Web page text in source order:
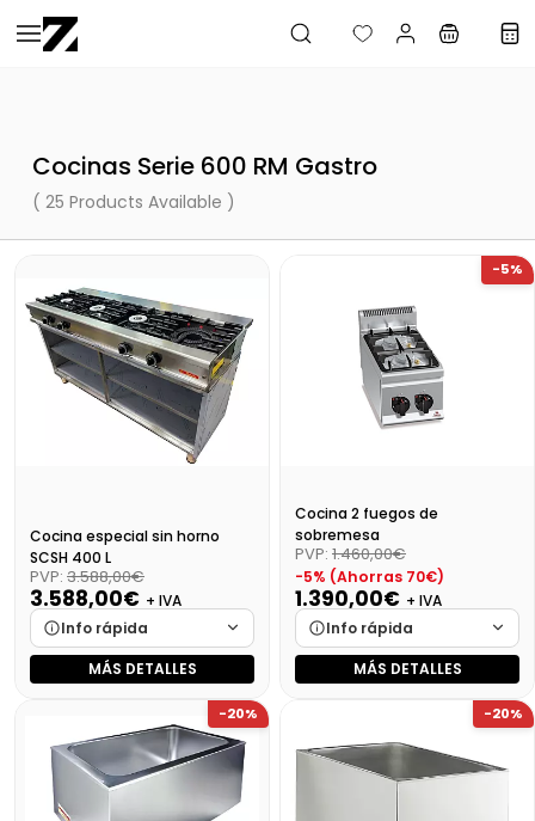
Saltar al
contenido
Cocinas Serie 600 RM Gastro
( 25 Products Available )
Cocina especial sin horno
SCSH 400 L
PVP: 3.588,00€
3.588,00€ + IVA
Info rápida
Marca
Cargando…
Cargando…
Disponibilidad
Cargando…
Precio final (+21%)
4341,48 €
MÁS DETALLES
-5%
Cocina 2 fuegos de
sobremesa
PVP: 1.460,00€
-5% (Ahorras 70€)
1.390,00€ + IVA
Info rápida
Marca
Cargando…
Cargando…
Disponibilidad
Cargando…
Precio final (+21%)
MÁS DETALLES
-20% -20%